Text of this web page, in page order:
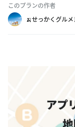
このプランの作者
🍌せっかくグルメ